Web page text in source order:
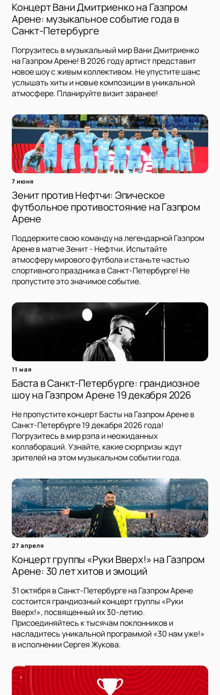
Концерт Вани Дмитриенко на Газпром
Арене: музыкальное событие года в
Санкт-Петербурге
Погрузитесь в музыкальный мир Вани Дмитриенко
на Газпром Арене! В 2026 году артист представит
новое шоу с живым коллективом. Не упустите шанс
услышать хиты и новые композиции в уникальной
атмосфере. Планируйте визит заранее!
7 июня
Зенит против Нефтчи: Эпическое
футбольное противостояние на Газпром
Арене
Поддержите свою команду на легендарной Газпром
Арене в матче Зенит - Нефтчи. Испытайте
атмосферу мирового футбола и станьте частью
спортивного праздника в Санкт-Петербурге! Не
пропустите это значимое событие.
11 мая
Баста в Санкт-Петербурге: грандиозное
шоу на Газпром Арене 19 декабря 2026
Не пропустите концерт Басты на Газпром Арене в
Санкт-Петербурге 19 декабря 2026 года!
Погрузитесь в мир рэпа и неожиданных
коллабораций. Узнайте, какие сюрпризы ждут
зрителей на этом музыкальном событии года.
27 апреля
Концерт группы «Руки Вверх!» на Газпром
Арене: 30 лет хитов и эмоций
31 октября в Санкт-Петербурге на Газпром Арене
состоится грандиозный концерт группы «Руки
Вверх!», посвященный их 30-летию.
Присоединяйтесь к тысячам поклонников и
насладитесь уникальной программой «30 нам уже!»
в исполнении Сергея Жукова.